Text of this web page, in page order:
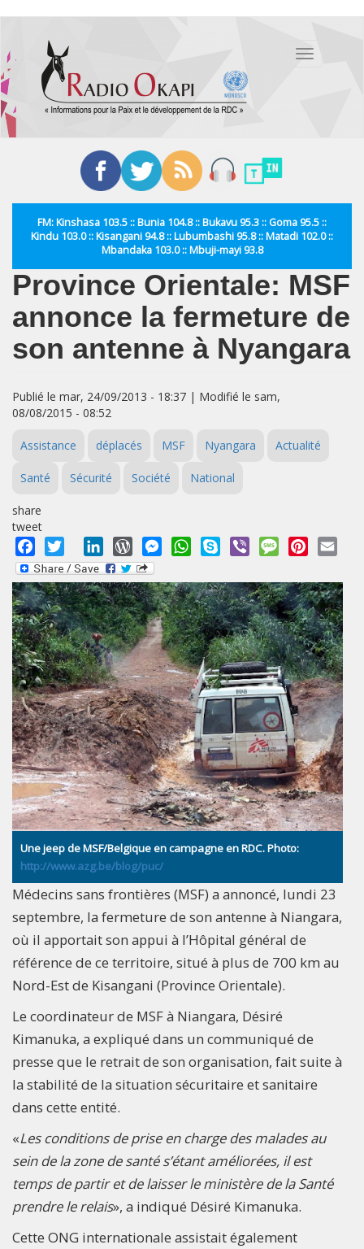
contenu
principal
Toggle
FM: Kinshasa 103.5 :: Bunia 104.8 :: Bukavu 95.3 :: Goma 95.5 ::
Kindu 103.0 :: Kisangani 94.8 :: Lubumbashi 95.8 :: Matadi 102.0 ::
Mbandaka 103.0 :: Mbuji-mayi 93.8
Province Orientale: MSF
annonce la fermeture de
son antenne à Nyangara
Publié le mar, 24/09/2013 - 18:37 | Modifié le sam,
08/08/2015 - 08:52
Assistance déplacés MSF Nyangara Actualité
Santé Sécurité Société National
share
tweet
Facebook
Twitter LinkedInWordPressMessengerWhatsApp
Skype Viber MessagePinterest
Une jeep de MSF/Belgique en campagne en RDC. Photo:
http://www.azg.be/blog/puc/
Médecins sans frontières (MSF) a annoncé, lundi 23
septembre, la fermeture de son antenne à Niangara,
où il apportait son appui à l’Hôpital général de
référence de ce territoire, situé à plus de 700 km au
Nord-Est de Kisangani (Province Orientale).
Le coordinateur de MSF à Niangara, Désiré
Kimanuka, a expliqué dans un communiqué de
presse que le retrait de son organisation, fait suite à
la stabilité de la situation sécuritaire et sanitaire
dans cette entité.
«Les conditions de prise en charge des malades au
sein de la zone de santé s’étant améliorées, il est
temps de partir et de laisser le ministère de la Santé
prendre le relais», a indiqué Désiré Kimanuka.
Cette ONG internationale assistait également